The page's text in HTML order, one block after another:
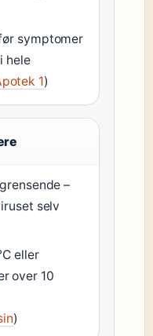
symptomer
hele
1)
–
selv
eller
over 10
)